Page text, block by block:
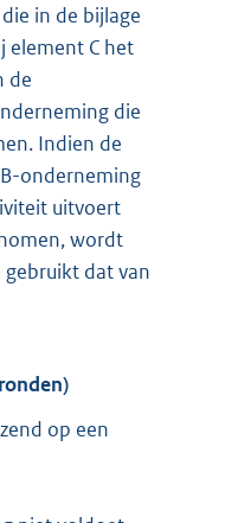
in de bijlage
element C het
de
die
Indien de
onderneming
uitvoert
wordt
dat van
op een